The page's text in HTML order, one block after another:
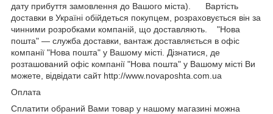
дату прибуття замовлення до Вашого міста). Вартість
доставки в Україні обійдеться покупцем, розраховується він за
чинними розробками компаній, що доставляють. "Нова
пошта" — служба доставки, вантаж доставляється в офіс
компанії "Нова пошта" у Вашому місті. Дізнатися, де
розташований офіс компанії "Нова пошта" у Вашому місті Ви
можете, відвідати сайт http://www.novaposhta.com.ua
Оплата
Сплатити обраний Вами товар у нашому магазині можна